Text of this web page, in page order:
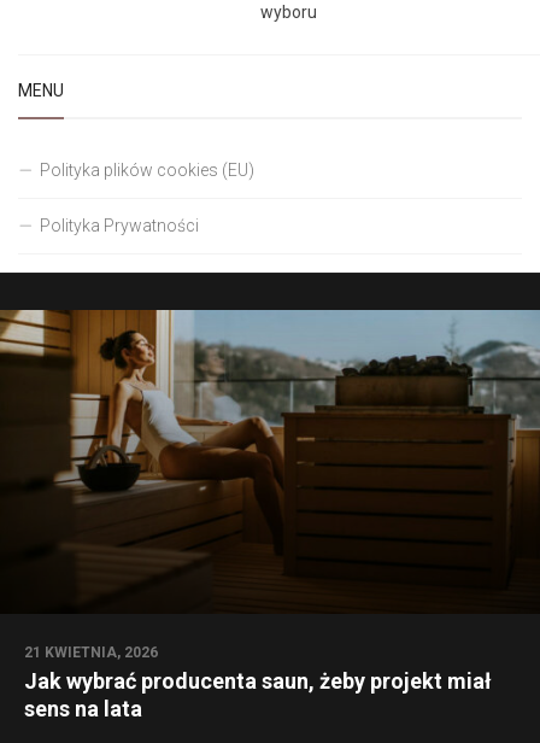
wyboru
MENU
Polityka plików cookies (EU)
Polityka Prywatności
21 KWIETNIA, 2026
Jak wybrać producenta saun, żeby projekt miał
sens na lata